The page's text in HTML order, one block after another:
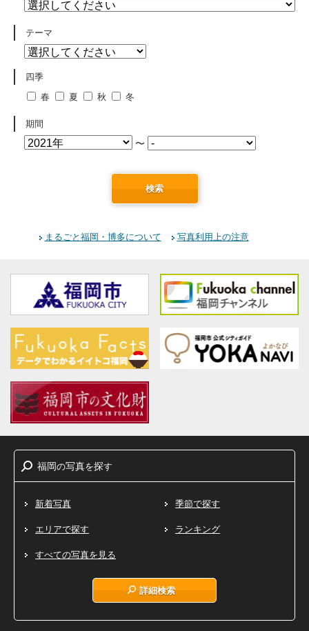
テーマ
四季
春
夏 秋 冬
期間
〜
検索
まるごと福岡・博多について 写真利用上の注意
福岡の写真を探す
新着写真 季節で探す
エリアで探す ランキング
すべての写真を見る
詳細検索